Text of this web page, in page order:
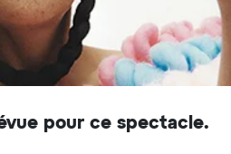
pour ce spectacle.